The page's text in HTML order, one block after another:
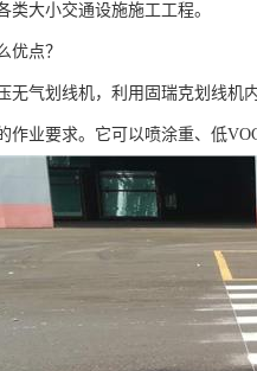
类大小交通设施施工工程。
优点？
无气划线机，利用固瑞克划线机
作业要求。它可以喷涂重、低